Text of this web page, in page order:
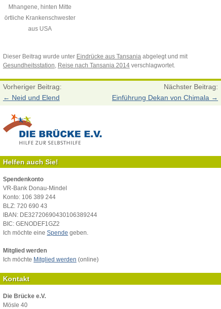
Mhangene, hinten Mitte
örtliche Krankenschwester
aus USA
Dieser Beitrag wurde unter Eindrücke aus Tansania abgelegt und mit
Gesundheitsstation, Reise nach Tansania 2014 verschlagwortet.
Vorheriger Beitrag:
← Neid und Elend
Nächster Beitrag:
Einführung Dekan von Chimala →
Helfen auch Sie!
Spendenkonto
VR-Bank Donau-Mindel
Konto: 106 389 244
BLZ: 720 690 43
IBAN: DE32720690430106389244
BIC: GENODEF1GZ2
Ich möchte eine Spende geben.
Mitglied werden
Ich möchte Mitglied werden (online)
Kontakt
Die Brücke e.V.
Mösle 40